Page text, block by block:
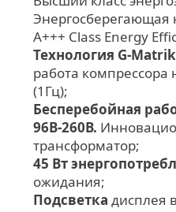
Энергосберегающая
A+++ Class Energy
Технология G-Matrik
работа компрессора
(1Гц);
Бесперебойная
96В-260В.
трансформатор;
45 Вт
ожидания;
Подсветка дисплея